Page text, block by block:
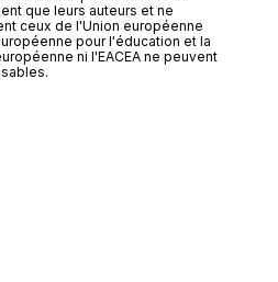
que leurs auteurs et ne
ceux de l'Union européenne
pour l'éducation et la
ni l'EACEA ne peuvent